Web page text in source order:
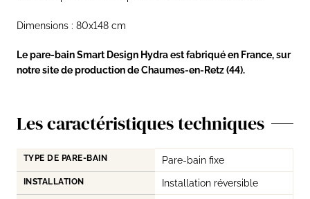
Dimensions : 80x148 cm
Le pare-bain Smart Design Hydra est fabriqué en France, sur
notre site de production de Chaumes-en-Retz (44).
Les caractéristiques techniques
TYPE DE PARE-BAIN Pare-bain fixe
INSTALLATION Installation réversible